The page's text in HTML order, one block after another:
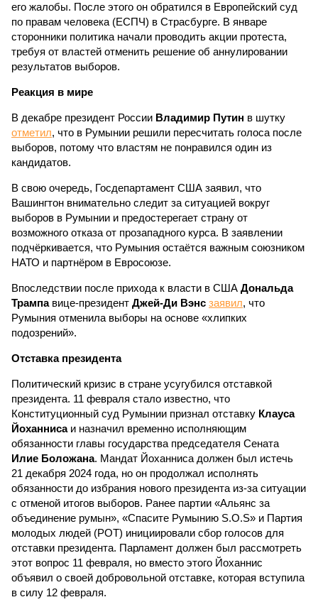
его жалобы. После этого он обратился в Европейский суд
по правам человека (ЕСПЧ) в Страсбурге. В январе
сторонники политика начали проводить акции протеста,
требуя от властей отменить решение об аннулировании
результатов выборов.
Реакция в мире
В декабре президент России Владимир Путин в шутку
отметил, что в Румынии решили пересчитать голоса после
выборов, потому что властям не понравился один из
кандидатов.
В свою очередь, Госдепартамент США заявил, что
Вашингтон внимательно следит за ситуацией вокруг
выборов в Румынии и предостерегает страну от
возможного отказа от прозападного курса. В заявлении
подчёркивается, что Румыния остаётся важным союзником
НАТО и партнёром в Евросоюзе.
Впоследствии после прихода к власти в США Дональда
Трампавице-президент Джей-Ди Вэнс заявил, что
Румыния отменила выборы на основе «хлипких
подозрений».
Отставка президента
Политический кризис в стране усугубился отставкой
президента. 11 февраля стало известно, что
Конституционный суд Румынии признал отставку Клауса
Йоханнисаи назначил временно исполняющим
обязанности главы государства председателя Сената
Илие Боложана. Мандат Йоханниса должен был истечь
21 декабря 2024 года, но он продолжал исполнять
обязанности до избрания нового президента из-за ситуации
с отменой итогов выборов. Ранее партии «Альянс за
объединение румын», «Спасите Румынию S.O.S» и Партия
молодых людей (POT) инициировали сбор голосов для
отставки президента. Парламент должен был рассмотреть
этот вопрос 11 февраля, но вместо этого Йоханнис
объявил о своей добровольной отставке, которая вступила
в силу 12 февраля.